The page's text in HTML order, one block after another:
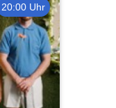
20:00 Uhr